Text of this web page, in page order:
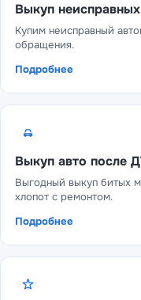
Выкуп
Купим неисправный
обращения.
Подробнее
Выкуп авто после
Выгодный выкуп битых
хлопот с ремонтом.
Подробнее